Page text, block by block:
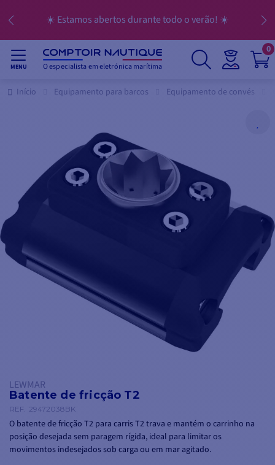
☀️ Estamos abertos durante todo o verão! ☀️
MENU O especialista em eletrónica marítima
0
Início Equipamento para barcos Equipamento de convés
LEWMAR
Batente de fricção T2
REF. 29472038BK
O batente de fricção T2 para carris T2 trava e mantém o carrinho na
posição desejada sem paragem rígida, ideal para limitar os
movimentos indesejados sob carga ou em mar agitado.